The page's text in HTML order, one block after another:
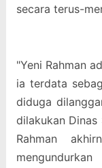
secara terus-
"Yeni Rahman
ia terdata
diduga
dilakukan Dinas
Rahman